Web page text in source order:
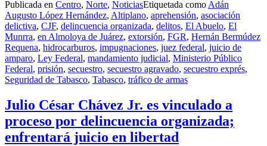
Publicada en Centro, Norte, NoticiasEtiquetada como Adán
Augusto López Hernández, Altiplano, aprehensión, asociación
delictiva, CJF, delincuencia organizada, delitos, El Abuelo, El
Munrra, en Almoloya de Juárez, extorsión, FGR, Hernán Bermúdez
Requena, hidrocarburos, impugnaciones, juez federal, juicio de
amparo, Ley Federal, mandamiento judicial, Ministerio Público
Federal, prisión, secuestro, secuestro agravado, secuestro exprés,
Seguridad de Tabasco, Tabasco, tráfico de armas
Julio César Chávez Jr. es vinculado a
proceso por delincuencia organizada;
enfrentará juicio en libertad